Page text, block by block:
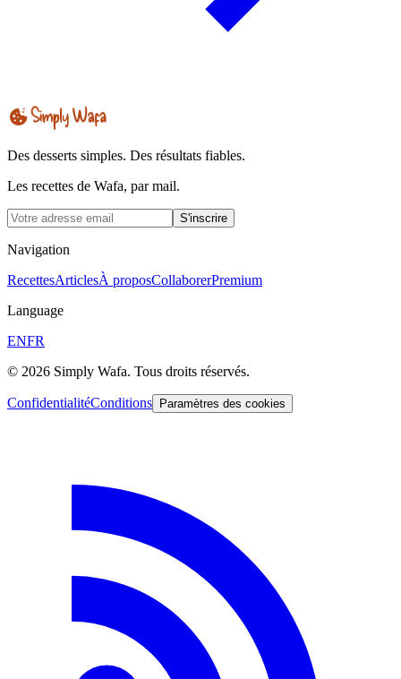
Des desserts simples. Des résultats fiables.
Les recettes de Wafa, par mail.
S'inscrire
Navigation
RecettesArticlesÀ proposCollaborerPremium
Language
ENFR
© 2026 Simply Wafa. Tous droits réservés.
ConfidentialitéConditions Paramètres des cookies